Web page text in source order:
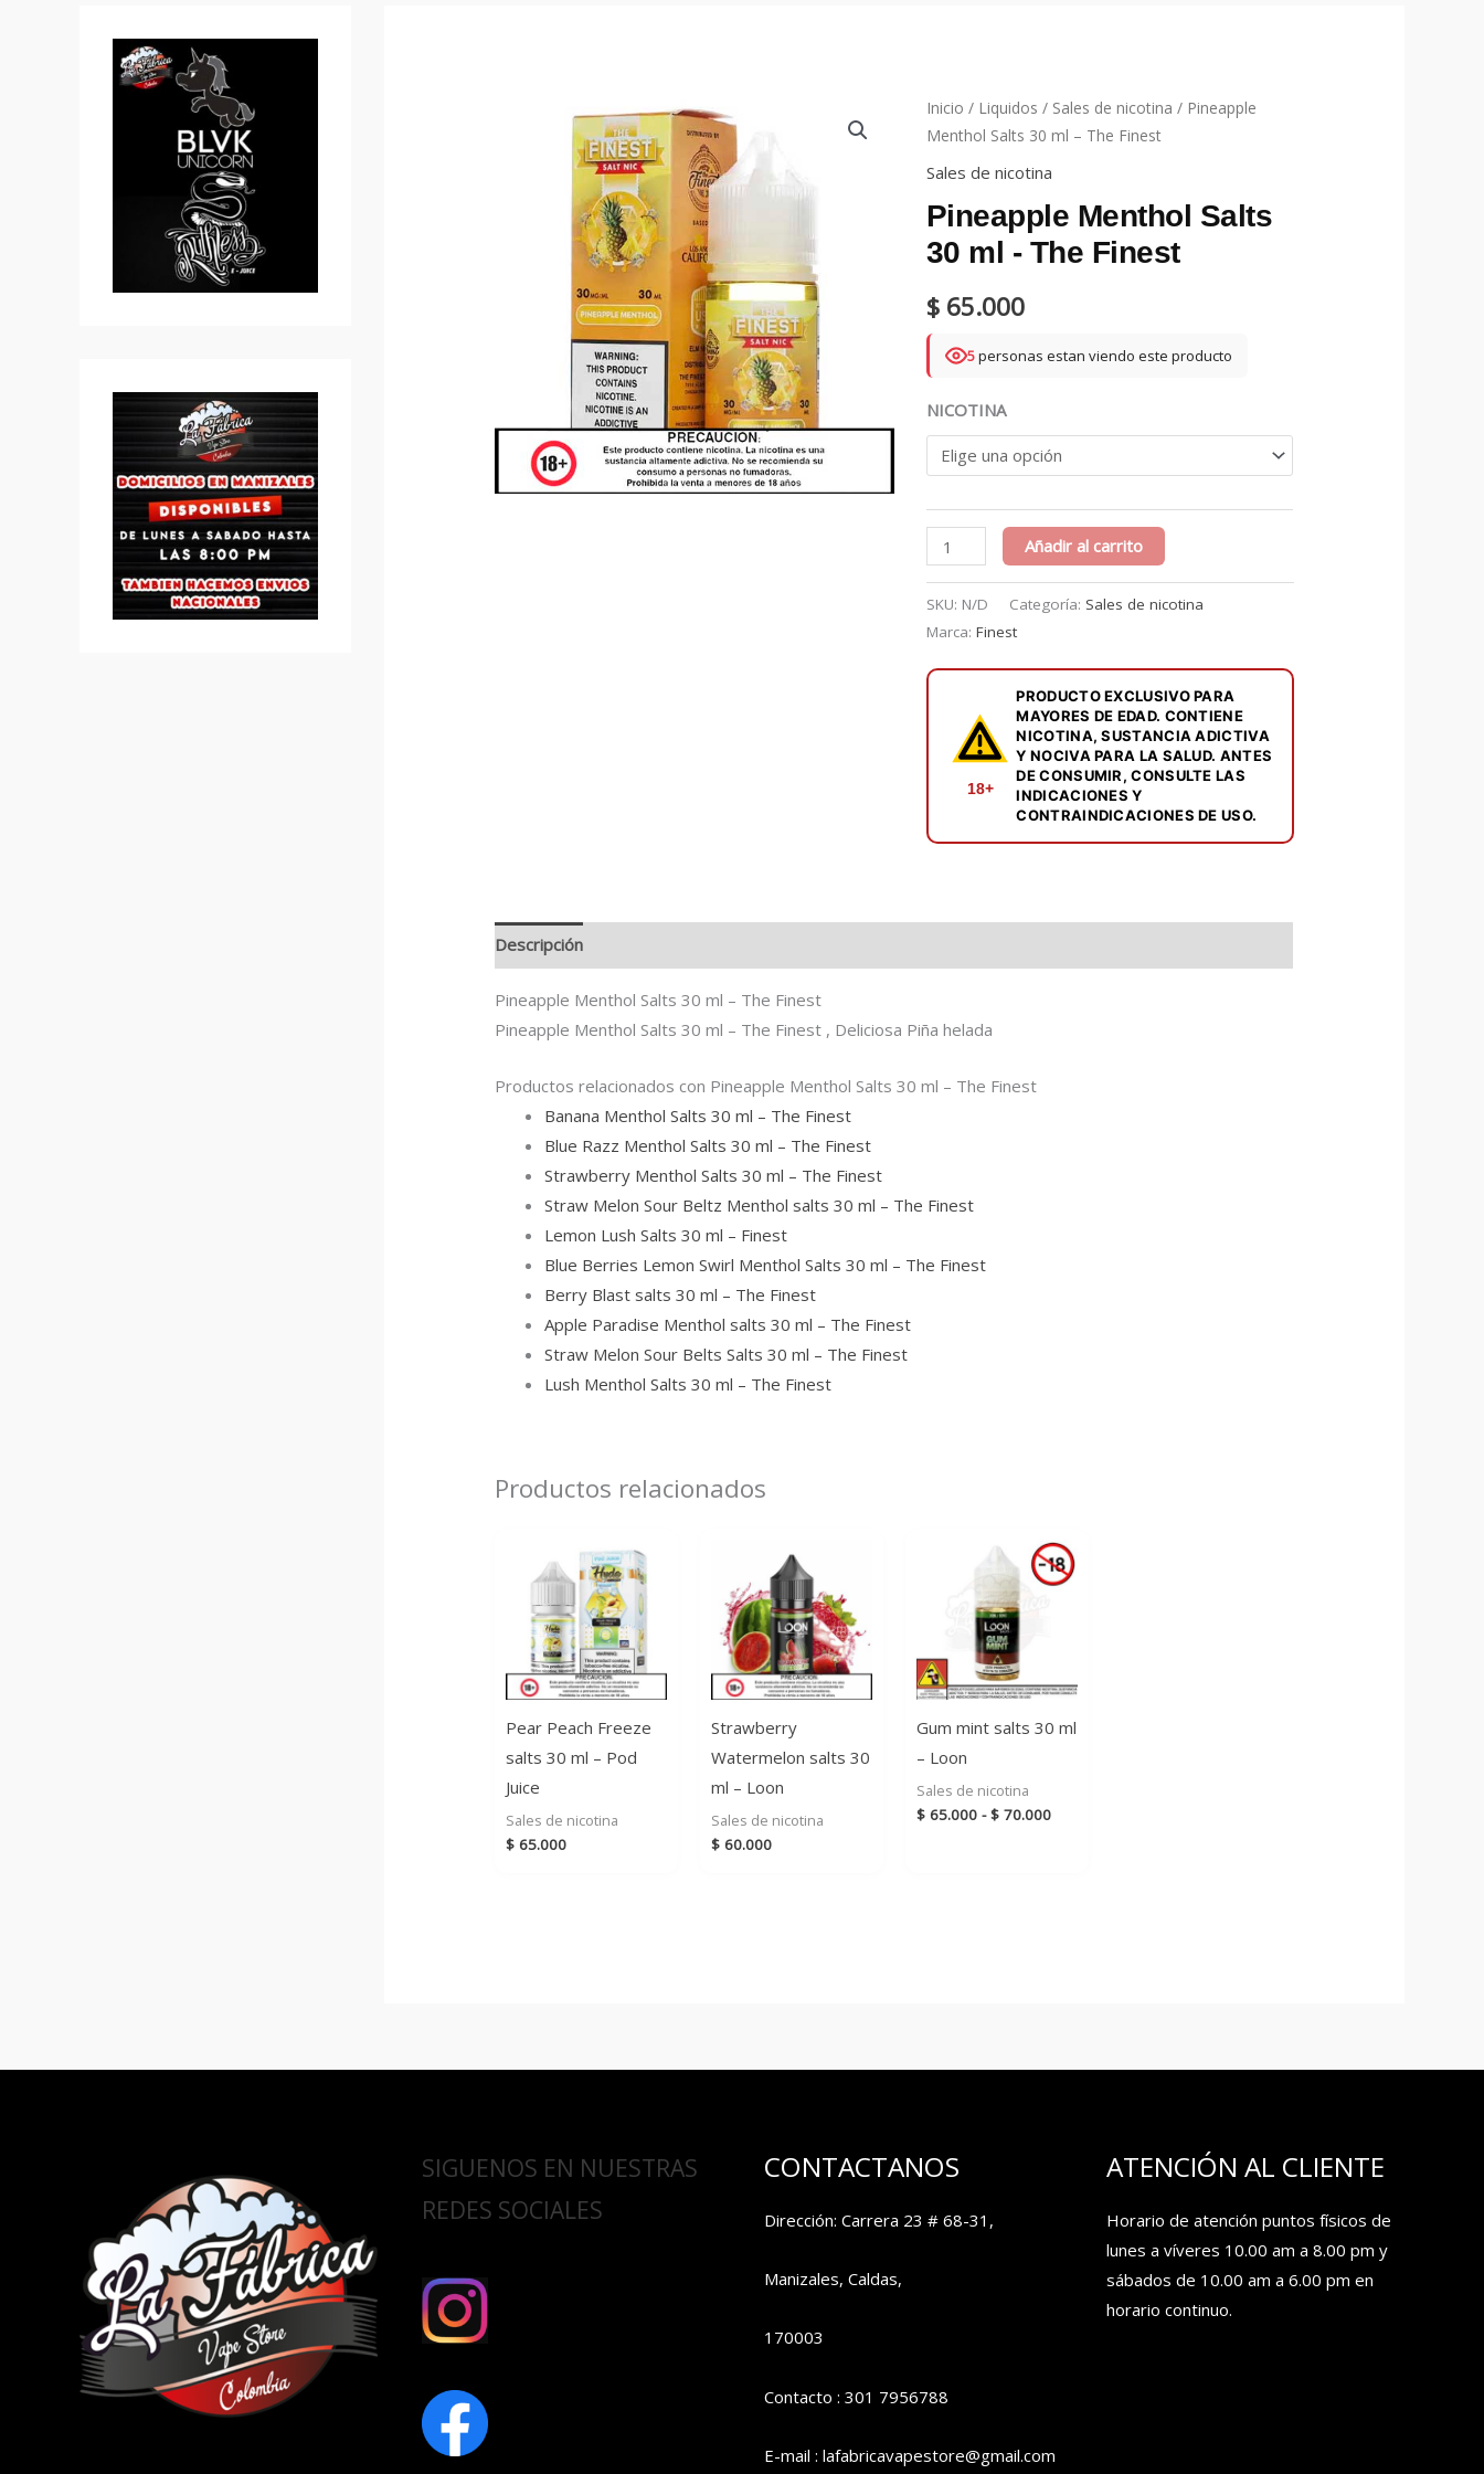
Inicio / Liquidos / Sales de nicotina / Pineapple
Menthol Salts 30 ml – The Finest
Sales de nicotina
Pineapple Menthol Salts
30 ml - The Finest
$65.000
5personas estan viendo este producto
NICOTINA
Pineapple
Menthol
Salts
30
Finest
cantidad
Añadir al carrito
SKU: N/D Categoría: Sales de nicotina
Marca: Finest
18+
PRODUCTO EXCLUSIVO PARA
MAYORES DE EDAD. CONTIENE
NICOTINA, SUSTANCIA ADICTIVA
Y NOCIVA PARA LA SALUD. ANTES
DE CONSUMIR, CONSULTE LAS
INDICACIONES Y
CONTRAINDICACIONES DE USO.
Descripción
Pineapple Menthol Salts 30 ml – The Finest
Pineapple Menthol Salts 30 ml – The Finest , Deliciosa Piña helada
Productos relacionados con Pineapple Menthol Salts 30 ml – The Finest
Banana Menthol Salts 30 ml – The Finest
Blue Razz Menthol Salts 30 ml – The Finest
Strawberry Menthol Salts 30 ml – The Finest
Straw Melon Sour Beltz Menthol salts 30 ml – The Finest
Lemon Lush Salts 30 ml – Finest
Blue Berries Lemon Swirl Menthol Salts 30 ml – The Finest
Berry Blast salts 30 ml – The Finest
Apple Paradise Menthol salts 30 ml – The Finest
Straw Melon Sour Belts Salts 30 ml – The Finest
Lush Menthol Salts 30 ml – The Finest
Productos relacionados
Pear Peach Freeze
salts 30 ml – Pod
Juice
Sales de nicotina
$ 65.000
Strawberry
Watermelon salts 30
ml – Loon
Sales de nicotina
$ 60.000
Gum mint salts 30 ml
– Loon
Sales de nicotina
$65.000 - $70.000Rango
SIGUENOS EN NUESTRAS
REDES SOCIALES
CONTACTANOS
Dirección: Carrera 23 # 68-31,
Manizales, Caldas,
170003
Contacto : 301 7956788
E-mail : lafabricavapestore@gmail.com
ATENCIÓN AL CLIENTE
Horario de atención puntos físicos de
lunes a víveres 10.00 am a 8.00 pm y
sábados de 10.00 am a 6.00 pm en
horario continuo.